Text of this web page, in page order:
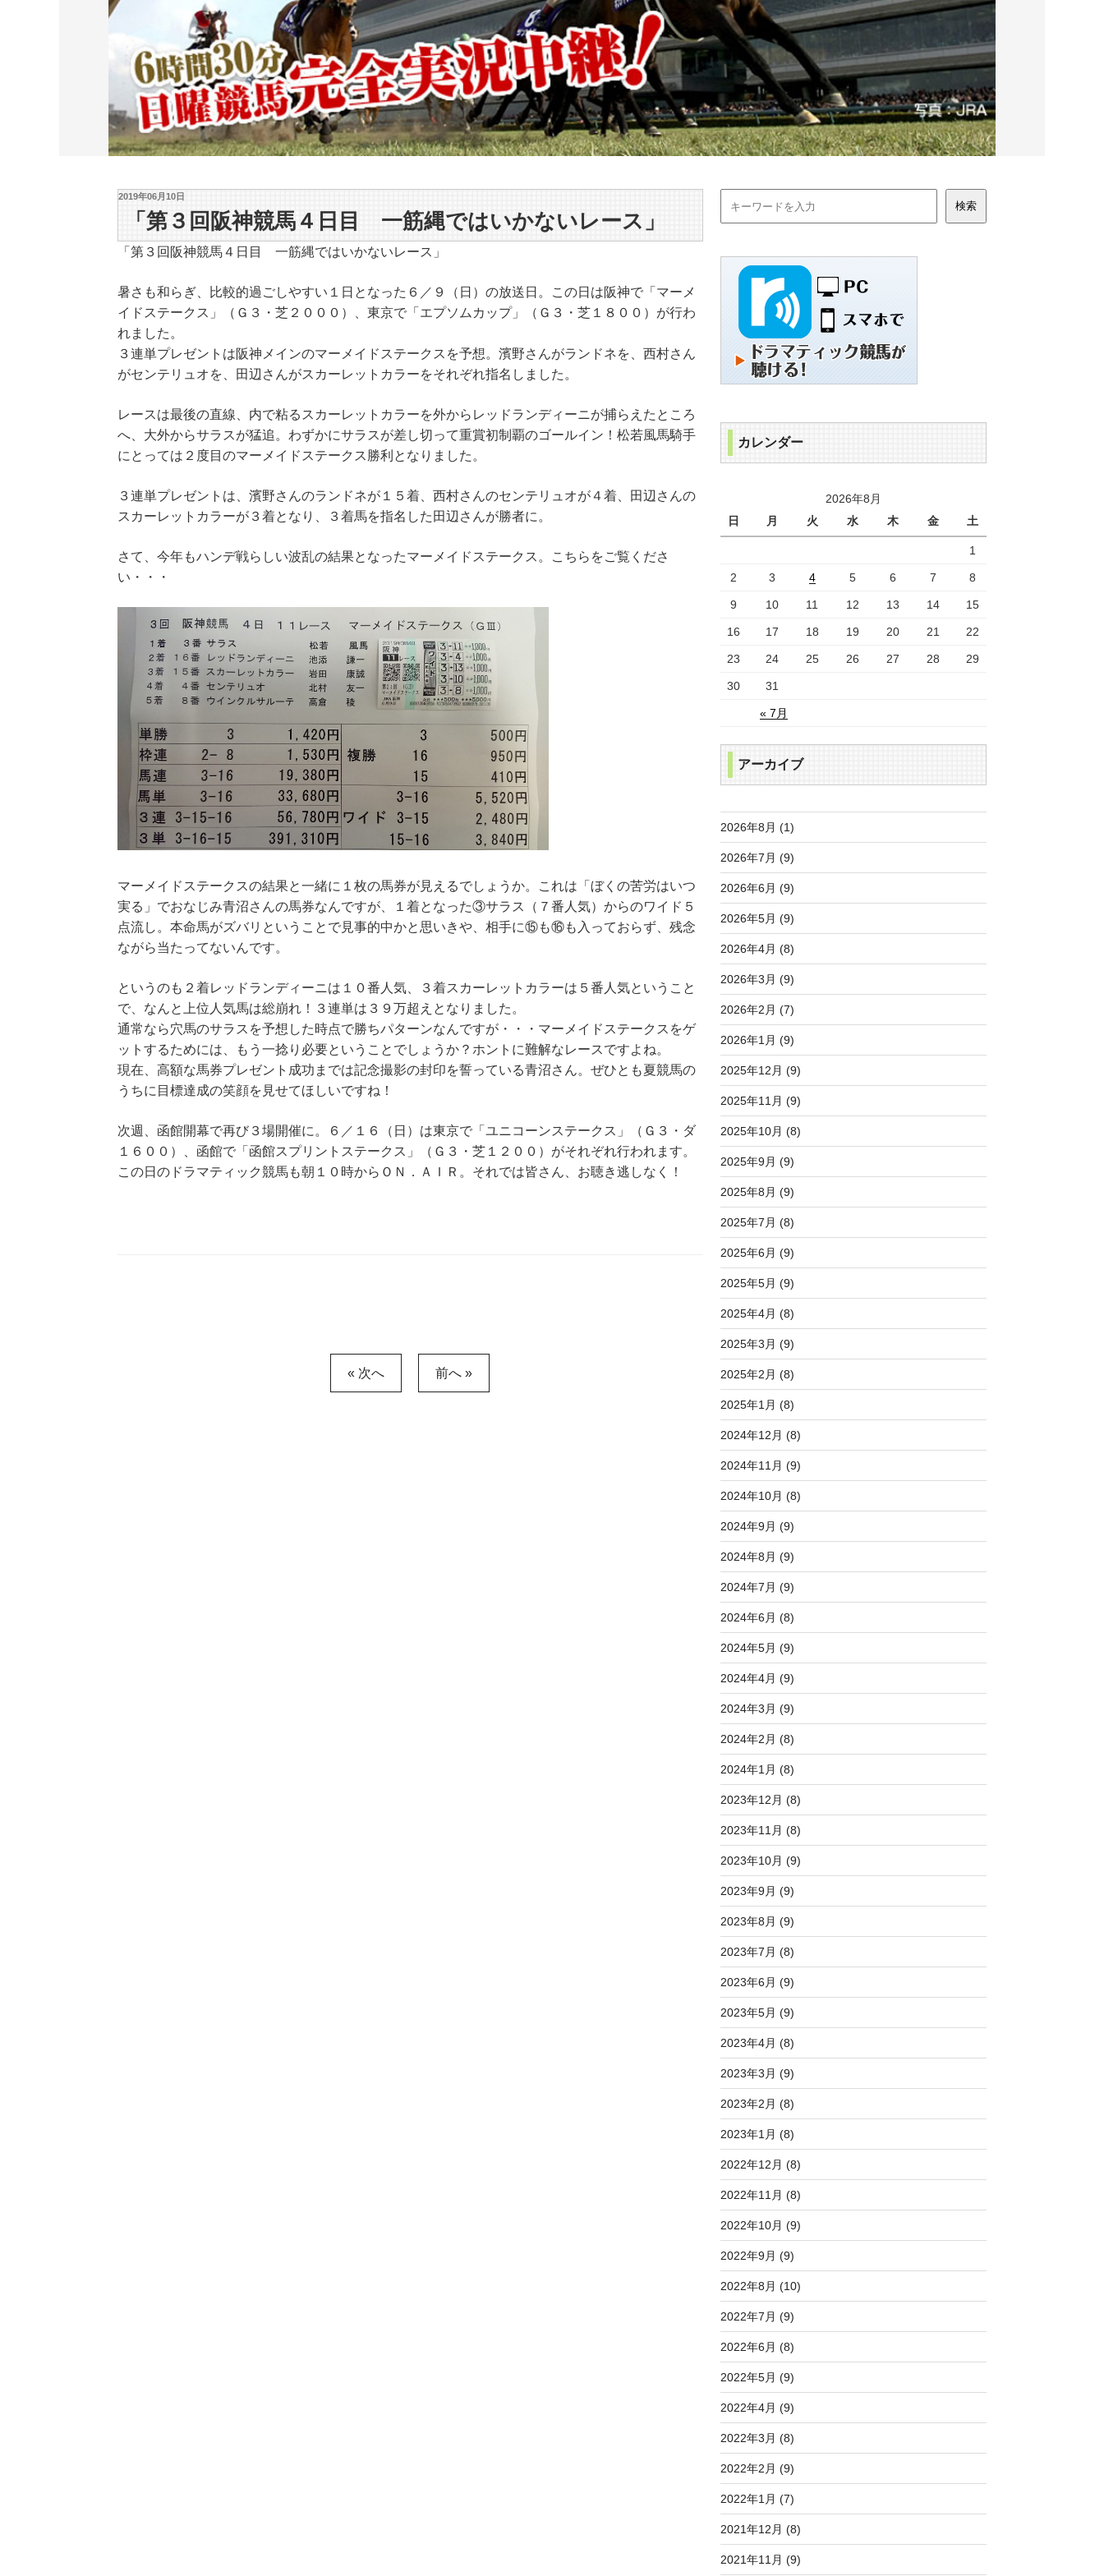
2019年06月10日
「第３回阪神競馬４日目 一筋縄ではいかないレース」
「第３回阪神競馬４日目 一筋縄ではいかないレース」
暑さも和らぎ、比較的過ごしやすい１日となった６／９（日）の放送日。この日は阪神で「マーメ
イドステークス」（Ｇ３・芝２０００）、東京で「エプソムカップ」（Ｇ３・芝１８００）が行わ
れました。
３連単プレゼントは阪神メインのマーメイドステークスを予想。濱野さんがランドネを、西村さん
がセンテリュオを、田辺さんがスカーレットカラーをそれぞれ指名しました。
レースは最後の直線、内で粘るスカーレットカラーを外からレッドランディーニが捕らえたところ
へ、大外からサラスが猛追。わずかにサラスが差し切って重賞初制覇のゴールイン！松若風馬騎手
にとっては２度目のマーメイドステークス勝利となりました。
３連単プレゼントは、濱野さんのランドネが１５着、西村さんのセンテリュオが４着、田辺さんの
スカーレットカラーが３着となり、３着馬を指名した田辺さんが勝者に。
さて、今年もハンデ戦らしい波乱の結果となったマーメイドステークス。こちらをご覧くださ
い・・・
マーメイドステークスの結果と一緒に１枚の馬券が見えるでしょうか。これは「ぼくの苦労はいつ
実る」でおなじみ青沼さんの馬券なんですが、１着となった③サラス（７番人気）からのワイド５
点流し。本命馬がズバリということで見事的中かと思いきや、相手に⑮も⑯も入っておらず、残念
ながら当たってないんです。
というのも２着レッドランディーニは１０番人気、３着スカーレットカラーは５番人気ということ
で、なんと上位人気馬は総崩れ！３連単は３９万超えとなりました。
通常なら穴馬のサラスを予想した時点で勝ちパターンなんですが・・・マーメイドステークスをゲ
ットするためには、もう一捻り必要ということでしょうか？ホントに難解なレースですよね。
現在、高額な馬券プレゼント成功までは記念撮影の封印を誓っている青沼さん。ぜひとも夏競馬の
うちに目標達成の笑顔を見せてほしいですね！
次週、函館開幕で再び３場開催に。６／１６（日）は東京で「ユニコーンステークス」（Ｇ３・ダ
１６００）、函館で「函館スプリントステークス」（Ｇ３・芝１２００）がそれぞれ行われます。
この日のドラマティック競馬も朝１０時からＯＮ．ＡＩＲ。それでは皆さん、お聴き逃しなく！
« 次へ 前へ »
カレンダー
2026年8月
日
月 火 水 木 金 土
« 7月
1
2 3 4 5 6 7 8
9 10 11 12 13 14 15
16 17 18 19 20 21 22
23 24 25 26 27 28 29
30 31
アーカイブ
2026年8月 (1)
2026年7月 (9)
2026年6月 (9)
2026年5月 (9)
2026年4月 (8)
2026年3月 (9)
2026年2月 (7)
2026年1月 (9)
2025年12月 (9)
2025年11月 (9)
2025年10月 (8)
2025年9月 (9)
2025年8月 (9)
2025年7月 (8)
2025年6月 (9)
2025年5月 (9)
2025年4月 (8)
2025年3月 (9)
2025年2月 (8)
2025年1月 (8)
2024年12月 (8)
2024年11月 (9)
2024年10月 (8)
2024年9月 (9)
2024年8月 (9)
2024年7月 (9)
2024年6月 (8)
2024年5月 (9)
2024年4月 (9)
2024年3月 (9)
2024年2月 (8)
2024年1月 (8)
2023年12月 (8)
2023年11月 (8)
2023年10月 (9)
2023年9月 (9)
2023年8月 (9)
2023年7月 (8)
2023年6月 (9)
2023年5月 (9)
2023年4月 (8)
2023年3月 (9)
2023年2月 (8)
2023年1月 (8)
2022年12月 (8)
2022年11月 (8)
2022年10月 (9)
2022年9月 (9)
2022年8月 (10)
2022年7月 (9)
2022年6月 (8)
2022年5月 (9)
2022年4月 (9)
2022年3月 (8)
2022年2月 (9)
2022年1月 (7)
2021年12月 (8)
2021年11月 (9)